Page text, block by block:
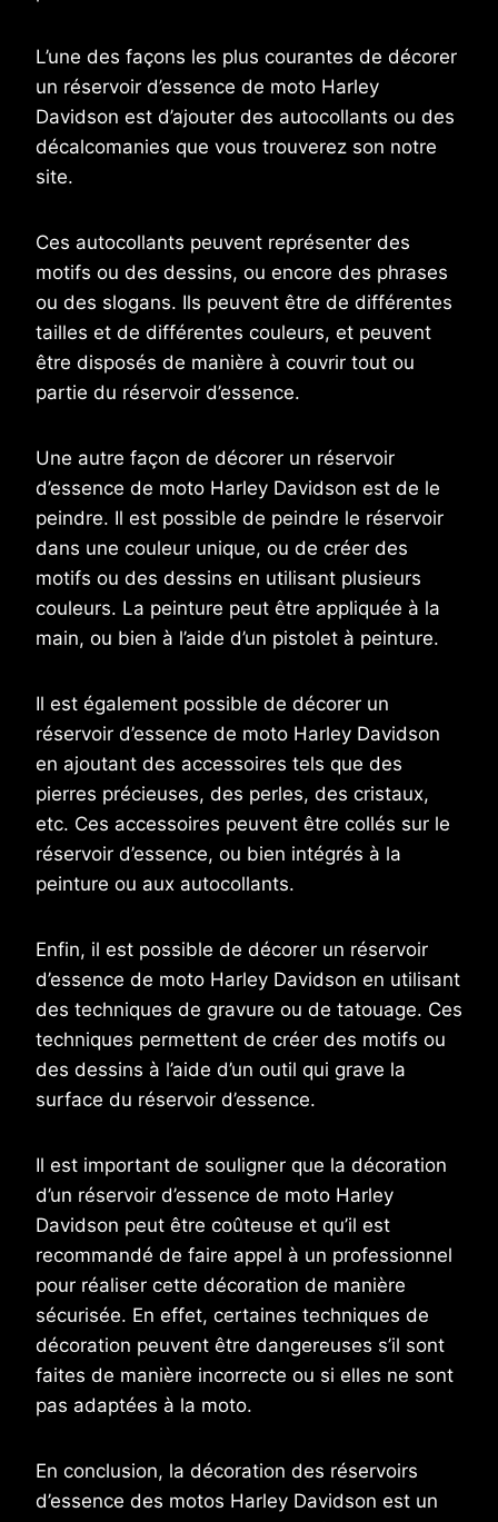
L’une des façons les plus courantes de décorer
un réservoir d’essence de moto Harley
Davidson est d’ajouter des autocollants ou des
décalcomanies que vous trouverez son notre
site.
Ces autocollants peuvent représenter des
motifs ou des dessins, ou encore des phrases
ou des slogans. Ils peuvent être de différentes
tailles et de différentes couleurs, et peuvent
être disposés de manière à couvrir tout ou
partie du réservoir d’essence.
Une autre façon de décorer un réservoir
d’essence de moto Harley Davidson est de le
peindre. Il est possible de peindre le réservoir
dans une couleur unique, ou de créer des
motifs ou des dessins en utilisant plusieurs
couleurs. La peinture peut être appliquée à la
main, ou bien à l’aide d’un pistolet à peinture.
Il est également possible de décorer un
réservoir d’essence de moto Harley Davidson
en ajoutant des accessoires tels que des
pierres précieuses, des perles, des cristaux,
etc. Ces accessoires peuvent être collés sur le
réservoir d’essence, ou bien intégrés à la
peinture ou aux autocollants.
Enfin, il est possible de décorer un réservoir
d’essence de moto Harley Davidson en utilisant
des techniques de gravure ou de tatouage. Ces
techniques permettent de créer des motifs ou
des dessins à l’aide d’un outil qui grave la
surface du réservoir d’essence.
Il est important de souligner que la décoration
d’un réservoir d’essence de moto Harley
Davidson peut être coûteuse et qu’il est
recommandé de faire appel à un professionnel
pour réaliser cette décoration de manière
sécurisée. En effet, certaines techniques de
décoration peuvent être dangereuses s’il sont
faites de manière incorrecte ou si elles ne sont
pas adaptées à la moto.
En conclusion, la décoration des réservoirs
d’essence des motos Harley Davidson est un